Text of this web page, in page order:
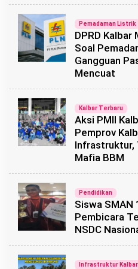
Pemadaman Listrik
DPRD Kalbar
Soal
Gangguan
Mencuat
Kalbar Terbaru
Aksi PMII
Pemprov
Infrastruktur,
Mafia BBM
Pendidikan
Siswa SMAN
Pembicara
NSDC
Infrastruktur Kalbar